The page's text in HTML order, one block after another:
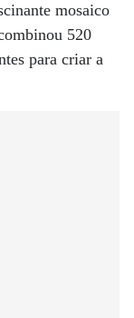
mosaico
520
para criar a